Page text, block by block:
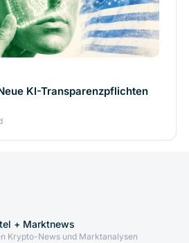
KI-Transparenzpflichten
+ Marktnews
Krypto-News und Marktanalysen